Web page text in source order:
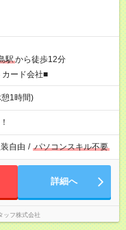
駅から徒歩12分
ード会社■
1時間)
自由 / パソコンスキル不要
詳細へ
ッフ株式会社